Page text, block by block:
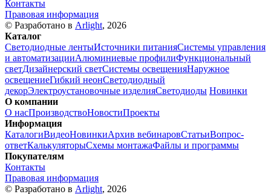
Контакты
Правовая информация
© Разработано в Arlight, 2026
Каталог
Светодиодные лентыИсточники питанияСистемы управления
и автоматизацииАлюминиевые профилиФункциональный
светДизайнерский светСистемы освещенияНаружное
освещениеГибкий неонСветодиодный
декорЭлектроустановочные изделияСветодиоды Новинки
О компании
О насПроизводствоНовостиПроекты
Информация
КаталогиВидеоНовинкиАрхив вебинаровСтатьиВопрос-
ответКалькуляторыСхемы монтажаФайлы и программы
Покупателям
Контакты
Правовая информация
© Разработано в Arlight, 2026